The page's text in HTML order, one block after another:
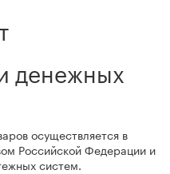
денежных
осуществляется в
Российской Федерации и
систем.